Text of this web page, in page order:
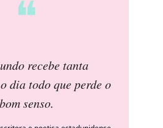
❝
recebe tanta
dia todo que perde o
bom senso.